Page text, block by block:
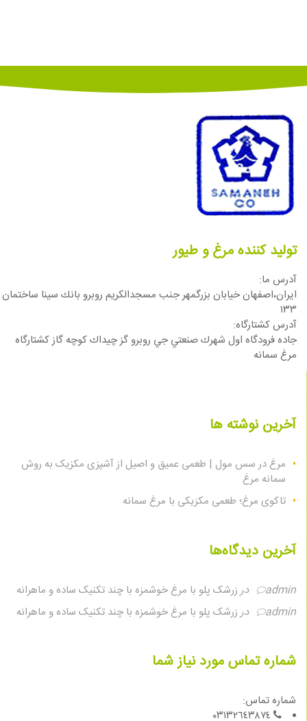
تولید کننده مرغ و طیور
آدرس ما:
ایران،اصفهان خيابان بزرگمهر جنب مسجدالكريم روبرو بانك سينا ساختمان
١٣٣
آدرس كشتارگاه:
جاده فرودگاه اول شهرك صنعتي جي روبرو گز چيداك كوچه گاز كشتارگاه
مرغ سمانه
آخرین نوشته ها
مرغ در سس مول | طعمی عمیق و اصیل از آشپزی مکزیک به روش
سمانه مرغ
تاکوی مرغ؛ طعمی مکزیکی با مرغ سمانه
آخرین دیدگاه‌ها
admin در زرشک پلو با مرغ خوشمزه با چند تکنیک ساده و ماهرانه
admin
در زرشک پلو با مرغ خوشمزه با چند تکنیک ساده و ماهرانه
شماره تماس مورد نیاز شما
شماره تماس: